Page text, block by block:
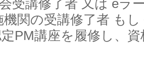
受講修了者 又は eラ
機関の受講修了者 も
PM講座を履修し、